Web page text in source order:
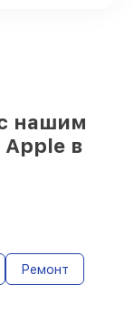
нашим
в
Ремонт